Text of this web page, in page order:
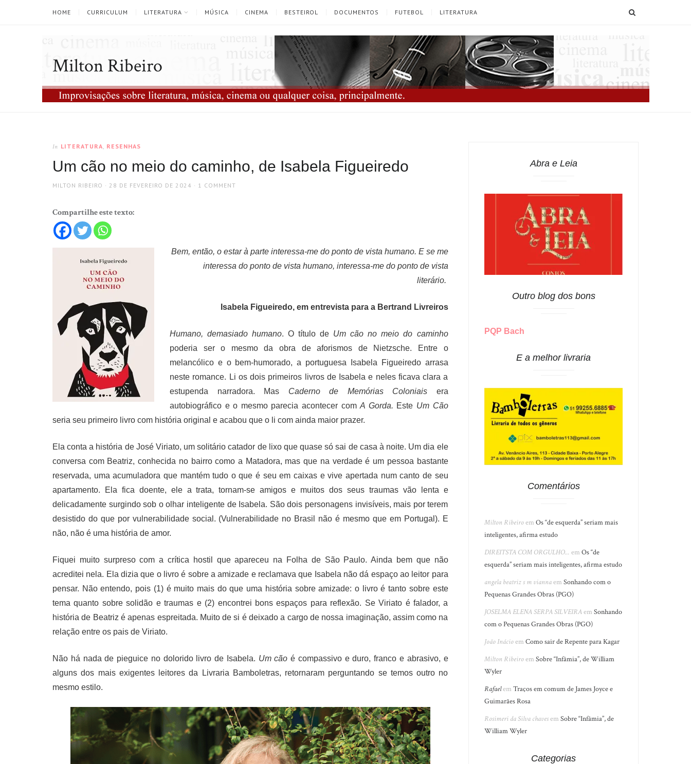
HOME CURRICULUM LITERATURA MÚSICA CINEMA BESTEIROL DOCUMENTOS FUTEBOL LITERATURA
Milton Ribeiro
In LITERATURA, RESENHAS
Um cão no meio do caminho, de Isabela Figueiredo
AUTHOR
MILTON RIBEIRO
POSTED
28 DE FEVEREIRO DE 2024 1 COMMENT
Compartilhe este texto:
Bem, então, o estar à parte interessa-me do ponto de vista humano. E se me
interessa do ponto de vista humano, interessa-me do ponto de vista
literário.
Isabela Figueiredo, em entrevista para a Bertrand Livreiros
Humano, demasiado humano. O título de Um cão no meio do caminho
poderia ser o mesmo da obra de aforismos de Nietzsche. Entre o
melancólico e o bem-humorado, a portuguesa Isabela Figueiredo arrasa
neste romance. Li os dois primeiros livros de Isabela e neles ficava clara a
estupenda narradora. Mas Caderno de Memórias Coloniais era
autobiográfico e o mesmo parecia acontecer comA Gorda. Este Um Cão
seria seu primeiro livro com história original e acabou que o li com ainda maior prazer.
Ela conta a história de José Viriato, um solitário catador de lixo que quase só sai de casa à noite. Um dia ele
conversa com Beatriz, conhecida no bairro como a Matadora, mas que na verdade é um pessoa bastante
reservada, uma acumuladora que mantém tudo o que é seu em caixas e vive apertada num canto de seu
apartamento. Ela fica doente, ele a trata, tornam-se amigos e muitos dos seus traumas vão lenta e
delicadamente surgindo sob o olhar inteligente de Isabela. São dois personagens invisíveis, mais por terem
desistido do que por vulnerabilidade social. (Vulnerabilidade no Brasil não é mesmo que em Portugal). E
não, não é uma história de amor.
Fiquei muito surpreso com a crítica hostil que apareceu na Folha de São Paulo. Ainda bem que não
acreditei nela. Ela dizia que o livro é sobre a amizade e reclamava que Isabela não dá espaço ao leitor para
pensar. Não entendo, pois (1) é muito mais do que uma história sobre amizade: o livro é tanto sobre este
tema quanto sobre solidão e traumas e (2) encontrei bons espaços para reflexão. Se Viriato é falador, a
história de Beatriz é apenas espreitada. Muito de si é deixado a cargo de nossa imaginação, assim como na
relação entre os pais de Viriato.
Não há nada de pieguice no dolorido livro de Isabela. Um cão é compassivo e duro, franco e abrasivo, e
alguns dos mais exigentes leitores da Livraria Bamboletras, retornaram perguntando se temos outro no
mesmo estilo.
Abra e Leia
Outro blog dos bons
PQP Bach
E a melhor livraria
Comentários
Milton RibeiroemOs “de esquerda” seriam mais
inteligentes, afirma estudo
DIREITSTA COM ORGULHO... emOs “de
esquerda” seriam mais inteligentes, afirma estudo
angela beatriz s m viannaemSonhando com o
Pequenas Grandes Obras (PGO)
JOSELMA ELENA SERPA SILVEIRAemSonhando
com o Pequenas Grandes Obras (PGO)
João InácioemComo sair de Repente para Kagar
Milton RibeiroemSobre “Infâmia”, de William
Wyler
RafaelemTraços em comum de James Joyce e
Guimarães Rosa
Rosimeri da Silva chavesemSobre “Infâmia”, de
William Wyler
Categorias